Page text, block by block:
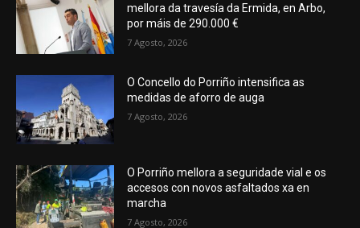
mellora da travesía da Ermida, en Arbo,
por máis de 290.000 €
7 Agosto, 2026
O Concello do Porriño intensifica as
medidas de aforro de auga
7 Agosto, 2026
O Porriño mellora a seguridade vial e os
accesos con novos asfaltados xa en
marcha
7 Agosto, 2026